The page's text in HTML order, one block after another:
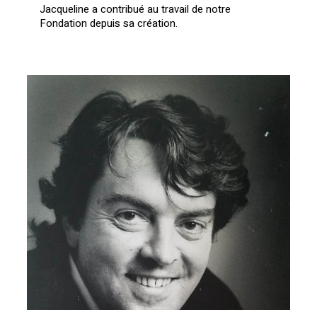
Jacqueline a contribué au travail de notre
Fondation depuis sa création.